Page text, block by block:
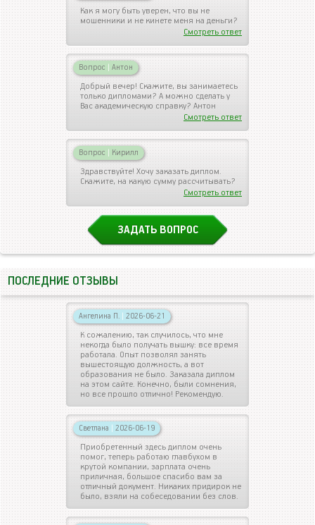
Как я могу быть уверен, что вы не
мошенники и не кинете меня на деньги?
Смотреть ответ
Вопрос | Антон
Добрый вечер! Скажите, вы занимаетесь
только дипломами? А можно сделать у
Вас академическую справку? Антон
Смотреть ответ
Вопрос | Кирилл
Здравствуйте! Хочу заказать диплом.
Скажите, на какую сумму рассчитывать?
Смотреть ответ
ЗАДАТЬ ВОПРОС
ПОСЛЕДНИЕ ОТЗЫВЫ
Ангелина П. | 2026-06-21
К сожалению, так случилось, что мне
некогда было получать вышку: все время
работала. Опыт позволял занять
вышестоящую должность, а вот
образования не было. Заказала диплом
на этом сайте. Конечно, были сомнения,
но все прошло отлично! Рекомендую.
Светлана | 2026-06-19
Приобретенный здесь диплом очень
помог, теперь работаю главбухом в
крутой компании, зарплата очень
приличная, большое спасибо вам за
отличный документ. Никаких придирок не
было, взяли на собеседовании без слов.